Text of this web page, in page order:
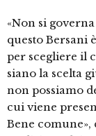
«Non si
questo Bersani
per scegliere il
siano la scelta
non possiamo
cui viene
Bene